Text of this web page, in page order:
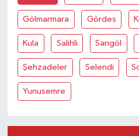
Gölmarmara Gördes
Kula Salihli Sarıgöl
Şehzadeler Selendi
Yunusemre